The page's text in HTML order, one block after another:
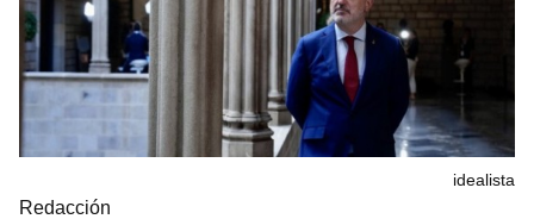
idealista
Redacción